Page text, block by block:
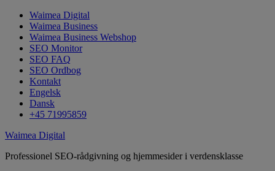
Waimea Digital
Waimea Business
Waimea Business Webshop
SEO Monitor
SEO FAQ
SEO Ordbog
Kontakt
Engelsk
Dansk
+45 71995859
Waimea Digital
Professionel SEO-rådgivning og hjemmesider i verdensklasse